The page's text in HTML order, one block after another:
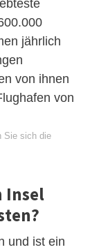
jährlich
von ihnen
von
Sie sich die
Insel
und ist ein